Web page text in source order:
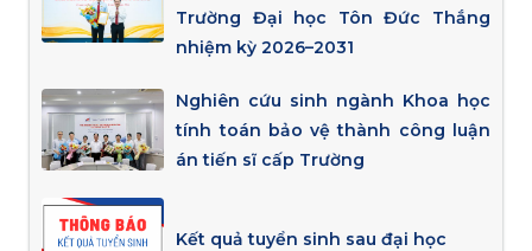
Trường Đại học Tôn Đức Thắng
nhiệm kỳ 2026–2031
Nghiên cứu sinh ngành Khoa học
tính toán bảo vệ thành công luận
án tiến sĩ cấp Trường
Kết quả tuyển sinh sau đại học